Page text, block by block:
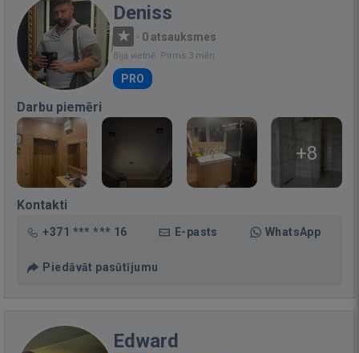
Deniss
· 0 atsauksmes
Bija vietnē: Pirms 3 mēn.
PRO
Darbu piemēri
+8
Kontakti
+371 *** *** 16 E-pasts WhatsApp
Piedāvāt pasūtījumu
Edward